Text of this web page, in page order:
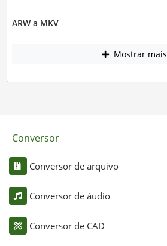
ARW a MKV
Mostrar mais
Conversor
Conversor de arquivo
Conversor de áudio
Conversor de CAD